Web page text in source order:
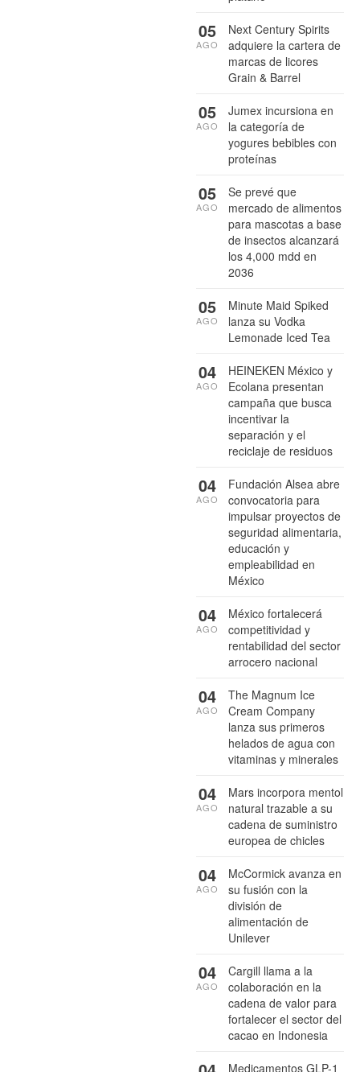
Next Century Spirits
adquiere la cartera de
marcas de licores
Grain & Barrel
05
AGO
Jumex incursiona en
la categoría de
yogures bebibles con
proteínas
05
AGO
Se prevé que
mercado de alimentos
para mascotas a base
de insectos alcanzará
los 4,000 mdd en
2036
05
AGO
Minute Maid Spiked
lanza su Vodka
Lemonade Iced Tea
05
AGO
HEINEKEN México y
Ecolana presentan
campaña que busca
incentivar la
separación y el
reciclaje de residuos
04
AGO
Fundación Alsea abre
convocatoria para
impulsar proyectos de
seguridad alimentaria,
educación y
empleabilidad en
México
04
AGO
México fortalecerá
competitividad y
rentabilidad del sector
arrocero nacional
04
AGO
The Magnum Ice
Cream Company
lanza sus primeros
helados de agua con
vitaminas y minerales
04
AGO
Mars incorpora mentol
natural trazable a su
cadena de suministro
europea de chicles
04
AGO
McCormick avanza en
su fusión con la
división de
alimentación de
Unilever
04
AGO
Cargill llama a la
colaboración en la
cadena de valor para
fortalecer el sector del
cacao en Indonesia
04
AGO
Medicamentos GLP-1